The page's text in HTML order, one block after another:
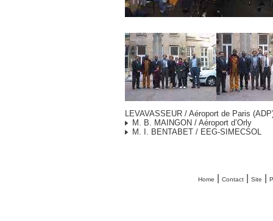
LEVAVASSEUR / Aéroport de Paris
M. B. MAINGON / Aéroport d’Orly
M. I. BENTABET / EEG-SIMECSOL
Home Contact| Site